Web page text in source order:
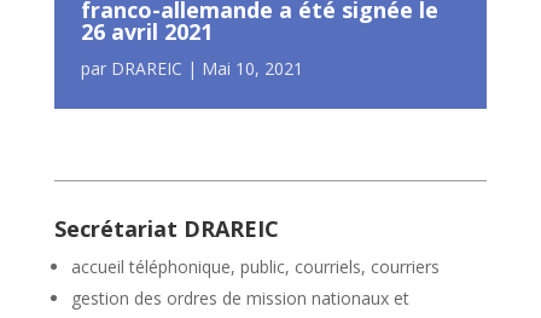
franco-allemande a été signée le
26 avril 2021
par DRAREIC | Mai 10, 2021
Secrétariat DRAREIC
accueil téléphonique, public, courriels, courriers
gestion des ordres de mission nationaux et